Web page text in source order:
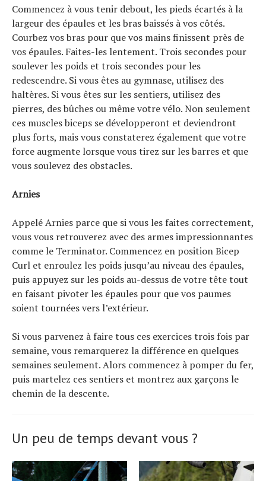
Commencez à vous tenir debout, les pieds écartés à la
largeur des épaules et les bras baissés à vos côtés.
Courbez vos bras pour que vos mains finissent près de
vos épaules. Faites-les lentement. Trois secondes pour
soulever les poids et trois secondes pour les
redescendre. Si vous êtes au gymnase, utilisez des
haltères. Si vous êtes sur les sentiers, utilisez des
pierres, des bûches ou même votre vélo. Non seulement
ces muscles biceps se développeront et deviendront
plus forts, mais vous constaterez également que votre
force augmente lorsque vous tirez sur les barres et que
vous soulevez des obstacles.
Arnies
Appelé Arnies parce que si vous les faites correctement,
vous vous retrouverez avec des armes impressionnantes
comme le Terminator. Commencez en position Bicep
Curl et enroulez les poids jusqu’au niveau des épaules,
puis appuyez sur les poids au-dessus de votre tête tout
en faisant pivoter les épaules pour que vos paumes
soient tournées vers l’extérieur.
Si vous parvenez à faire tous ces exercices trois fois par
semaine, vous remarquerez la différence en quelques
semaines seulement. Alors commencez à pomper du fer,
puis martelez ces sentiers et montrez aux garçons le
chemin de la descente.
Un peu de temps devant vous ?